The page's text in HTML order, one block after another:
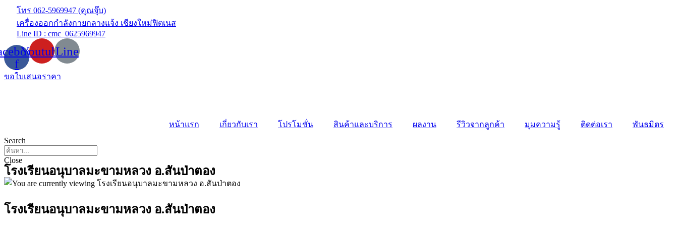
Skip
content
โทร 062-5969947 (คุณจุ๊บ)
เครื่องออกกำลังกายกลางแจ้ง เชียงใหม่ฟิตเนส
Line ID : cmc_0625969947
f
YoutubeLine
ขอใบเสนอราคา
หน้าแรก เกี่ยวกับเรา โปรโมชั่น สินค้าและบริการ ผลงาน รีวิวจากลูกค้า มุมความรู้ ติดต่อเรา
พันธมิตร
Search
Close
โรงเรียนอนุบาลมะขามหลวง อ.สันป่าตอง
โรงเรียนอนุบาลมะขามหลวง อ.สันป่าตอง